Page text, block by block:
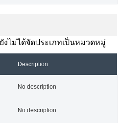
ไม่ได้จัดประเภทเป็นหมวดหมู่
Description
No description
No description